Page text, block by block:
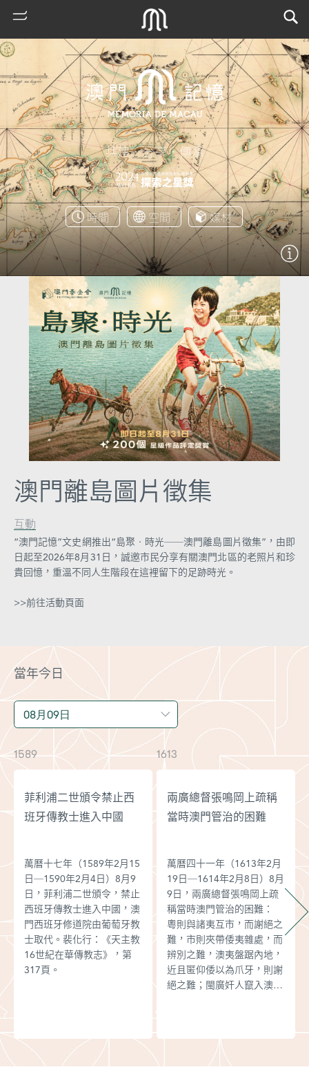
熱
門
搜
堂
市
共建．分享．傳承
時間 空間 媒材
澳門離島圖片徵集
互動
“澳門記憶”文史網推出“島聚‧時光──澳門離島圖片徵集”，由即
日起至2026年8月31日，誠邀市民分享有關澳門北區的老照片和珍
貴回憶，重溫不同人生階段在這裡留下的足跡時光。
>>前往活動頁面
當年今日
1589
菲利浦二世頒令禁止西
班牙傳教士進入中國
萬曆十七年（1589年2月15
日─1590年2月4日）8月9
日，菲利浦二世頒令，禁止
西班牙傳教士進入中國，澳
門西班牙修道院由葡萄牙教
士取代。裴化行：《天主教
16世紀在華傳教志》，第
317頁。
1613
兩廣總督張鳴岡上疏稱
當時澳門管治的困難
萬曆四十一年（1613年2月
19日─1614年2月8日）8月
9日，兩廣總督張鳴岡上疏
稱當時澳門管治的困難：
粵則與諸夷互市，而謝絕之
難，市則夾帶倭夷雜處，而
辨別之難，澳夷盤踞內地，
近且匿仰倭以為爪牙，則謝
絕之難；閩廣奸人竄入澳中